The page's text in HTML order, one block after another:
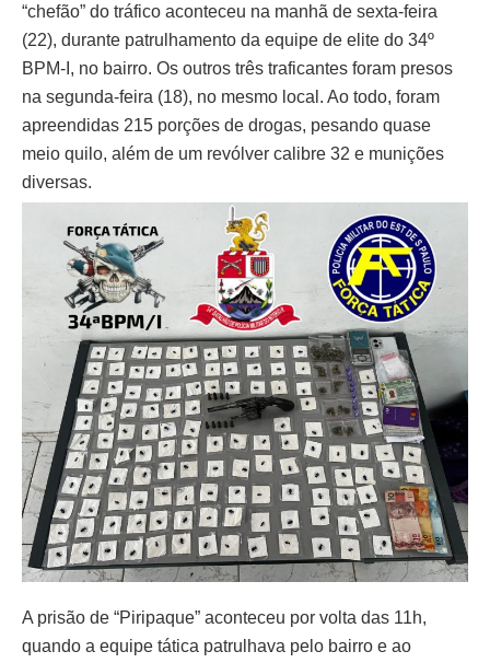
“chefão” do tráfico aconteceu na manhã de sexta-feira
(22), durante patrulhamento da equipe de elite do 34º
BPM-I, no bairro. Os outros três traficantes foram presos
na segunda-feira (18), no mesmo local. Ao todo, foram
apreendidas 215 porções de drogas, pesando quase
meio quilo, além de um revólver calibre 32 e munições
diversas.
A prisão de “Piripaque” aconteceu por volta das 11h,
quando a equipe tática patrulhava pelo bairro e ao